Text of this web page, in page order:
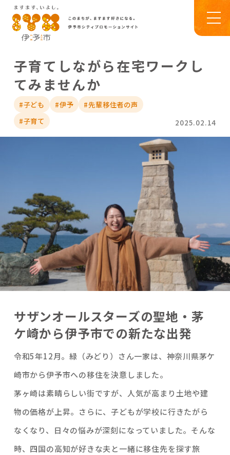
子育てしながら在宅ワークし
てみませんか
#子ども #伊予
#先輩移住者の声
#子育て
2025.02.14
サザンオールスターズの聖地・茅
ケ崎から伊予市での新たな出発
令和5年12月。緑（みどり）さん一家は、神奈川県茅ケ
崎市から伊予市への移住を決意しました。
茅ヶ崎は素晴らしい街ですが、人気が高まり土地や建
物の価格が上昇。さらに、子どもが学校に行きたがら
なくなり、日々の悩みが深刻になっていました。そんな
時、四国の高知が好きな夫と一緒に移住先を探す旅